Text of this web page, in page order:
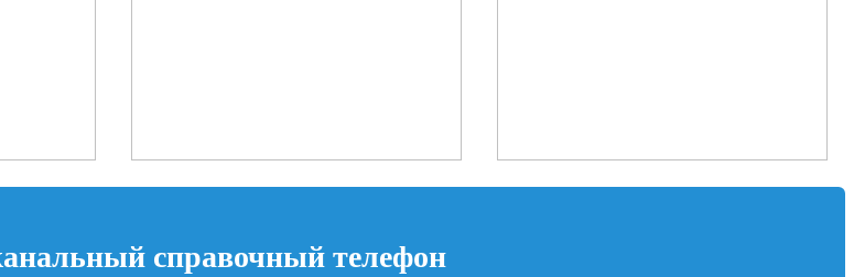
справочный телефон